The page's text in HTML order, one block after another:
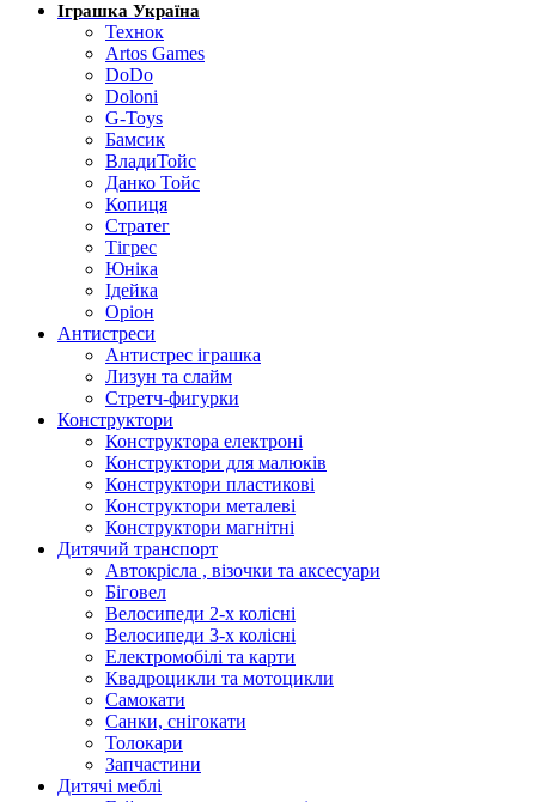
Іграшка Україна
Технок
Artos Games
DoDo
Doloni
G-Toys
Бамсик
ВладиТойс
Данко Тойс
Копиця
Стратег
Тігрес
Юніка
Ідейка
Оріон
Антистреси
Антистрес іграшка
Лизун та слайм
Стретч-фигурки
Конструктори
Конструктора електроні
Конструктори для малюків
Конструктори пластикові
Конструктори металеві
Конструктори магнітні
Дитячий транспорт
Автокрісла , візочки та аксесуари
Біговел
Велосипеди 2-х колісні
Велосипеди 3-х колісні
Електромобілі та карти
Квадроцикли та мотоцикли
Самокати
Санки, снігокати
Толокари
Запчастини
Дитячі меблі